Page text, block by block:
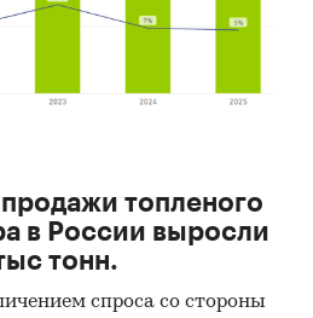
топленого
в России выросли
тонн.
спроса со стороны